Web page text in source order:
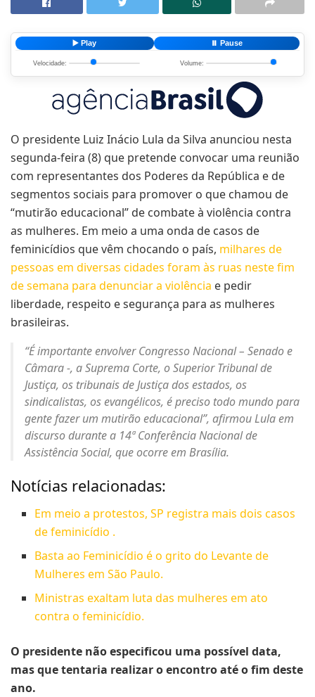
▶️ Play ⏸️ Pause
Velocidade: Volume:
O presidente Luiz Inácio Lula da Silva anunciou nesta
segunda-feira (8) que pretende convocar uma reunião
com representantes dos Poderes da República e de
segmentos sociais para promover o que chamou de
“mutirão educacional” de combate à violência contra
as mulheres. Em meio a uma onda de casos de
feminicídios que vêm chocando o país, milhares de
pessoas em diversas cidades foram às ruas neste fim
de semana para denunciar a violência e pedir
liberdade, respeito e segurança para as mulheres
brasileiras.
“É importante envolver Congresso Nacional – Senado e
Câmara -, a Suprema Corte, o Superior Tribunal de
Justiça, os tribunais de Justiça dos estados, os
sindicalistas, os evangélicos, é preciso todo mundo para
gente fazer um mutirão educacional”, afirmou Lula em
discurso durante a 14ª Conferência Nacional de
Assistência Social, que ocorre em Brasília.
Notícias relacionadas:
Em meio a protestos, SP registra mais dois casos
de feminicídio .
Basta ao Feminicídio é o grito do Levante de
Mulheres em São Paulo.
Ministras exaltam luta das mulheres em ato
contra o feminicídio.
O presidente não especificou uma possível data,
mas que tentaria realizar o encontro até o fim deste
ano.